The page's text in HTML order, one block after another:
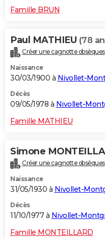
Famille BRUN
Paul MATHIEU (78
Créer une cagnotte obsèques
Naissance
30/03/1900 à Nivollet-
Décès
09/05/1978 à Nivollet-
Famille MATHIEU
Simone
Créer une cagnotte obsèques
Naissance
31/05/1930 à Nivollet-
Décès
11/10/1977 à Nivollet-
Famille MONTEILLARD